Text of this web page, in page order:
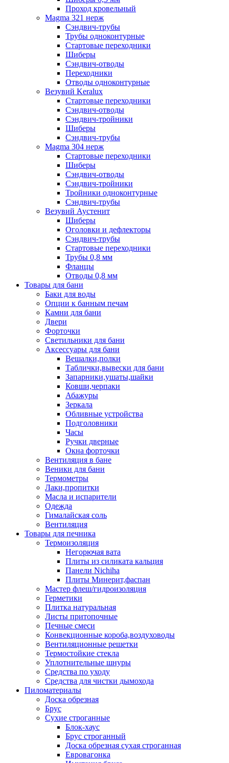
Проход кровельный
Magma 321 нерж
Сэндвич-трубы
Трубы одноконтурные
Стартовые переходники
Шиберы
Сэндвич-отводы
Переходники
Отводы одноконтурные
Везувий Keralux
Стартовые переходники
Сэндвич-отводы
Сэндвич-тройники
Шиберы
Сэндвич-трубы
Magma 304 нерж
Стартовые переходники
Шиберы
Сэндвич-отводы
Сэндвич-тройники
Тройники одноконтурные
Сэндвич-трубы
Везувий Аустенит
Шиберы
Оголовки и дефлекторы
Сэндвич-трубы
Стартовые переходники
Трубы 0,8 мм
Фланцы
Отводы 0,8 мм
Товары для бани
Баки для воды
Опции к банным печам
Камни для бани
Двери
Форточки
Светильники для бани
Аксессуары для бани
Вешалки,полки
Таблички,вывески для бани
Запарники,ушаты,шайки
Ковши,черпаки
Абажуры
Зеркала
Обливные устройства
Подголовники
Часы
Ручки дверные
Окна форточки
Вентиляция в бане
Веники для бани
Термометры
Лаки,пропитки
Масла и испарители
Одежда
Гималайская соль
Вентиляция
Товары для печника
Термоизоляция
Негорючая вата
Плиты из силиката кальция
Панели Nichiha
Плиты Минерит,фаспан
Мастер флеш/гидроизоляция
Герметики
Плитка натуральная
Листы притопочные
Печные смеси
Конвекционные короба,воздуховоды
Вентиляционные решетки
Термостойкие стекла
Уплотнительные шнуры
Средства по уходу
Средства для чистки дымохода
Пиломатериалы
Доска обрезная
Брус
Сухие строганные
Блок-хаус
Брус строганный
Доска обрезная сухая строганная
Евровагонка